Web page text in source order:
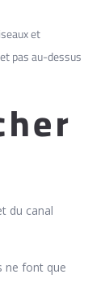
et
pas au-dessus
du canal
ne font que